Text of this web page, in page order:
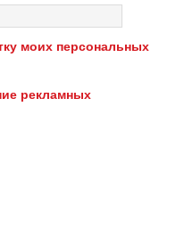
моих персональных
рекламных